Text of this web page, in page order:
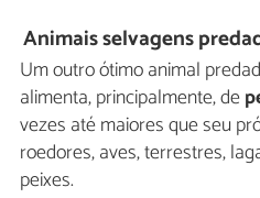
Animais selvagens
Um outro ótimo animal
alimenta, principalmente, de
vezes até maiores que seu
roedores, aves, terrestres,
peixes.